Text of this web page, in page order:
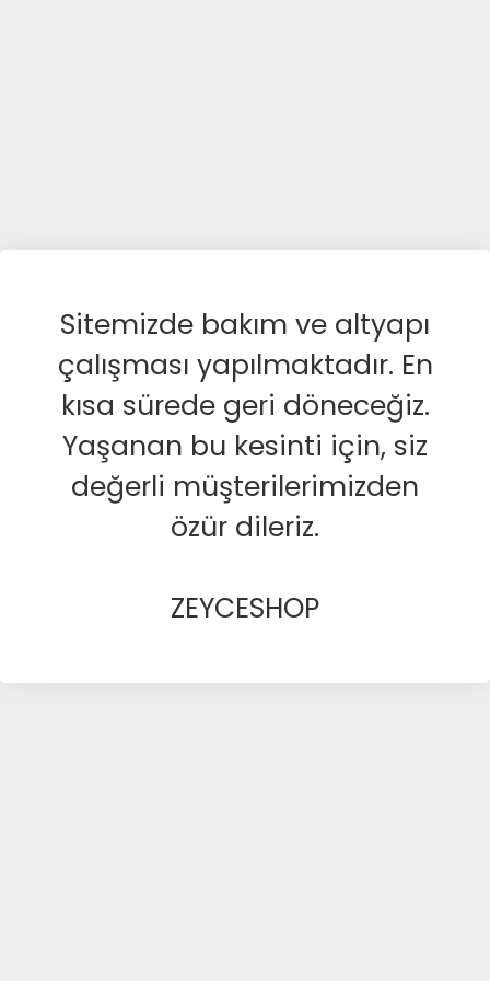
Sitemizde bakım ve altyapı
çalışması yapılmaktadır. En
kısa sürede geri döneceğiz.
Yaşanan bu kesinti için, siz
değerli müşterilerimizden
özür dileriz.
ZEYCESHOP